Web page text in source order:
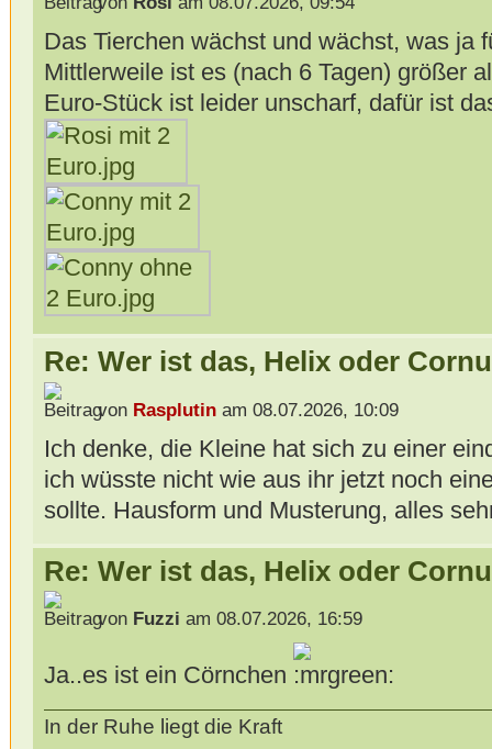
Das Tierchen wächst und wächst, was ja
Mittlerweile ist es (nach 6 Tagen) größer
Euro-Stück ist leider unscharf, dafür ist
Re: Wer ist das, Helix oder
von Rasplutinam 08.07.2026, 10:09
Ich denke, die Kleine hat sich zu einer
ich wüsste nicht wie aus ihr jetzt noch
sollte. Hausform und Musterung, alles
Re: Wer ist das, Helix oder
von Fuzzi am 08.07.2026, 16:59
Ja..es ist ein Cörnchen
In der Ruhe liegt die Kraft